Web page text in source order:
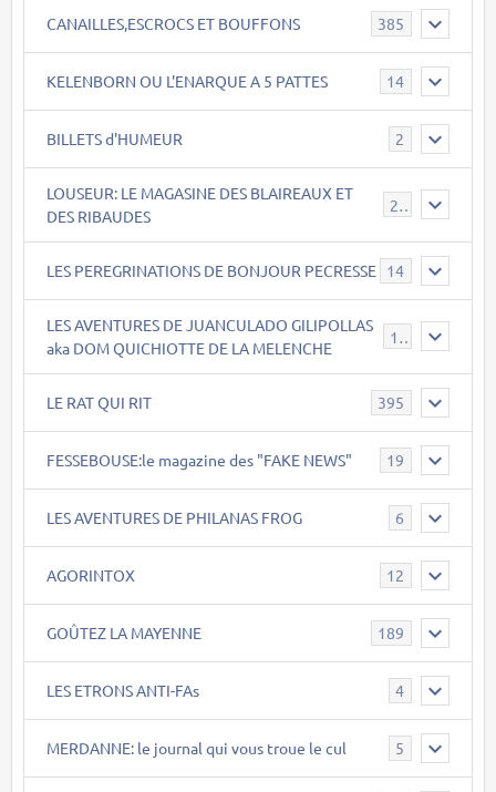
CANAILLES,ESCROCS ET BOUFFONS 385
KELENBORN OU L'ENARQUE A 5 PATTES 14
BILLETS d'HUMEUR 2
LOUSEUR: LE MAGASINE DES BLAIREAUX ET
DES RIBAUDES
21
LES PEREGRINATIONS DE BONJOUR PECRESSE 14
LES AVENTURES DE JUANCULADO GILIPOLLAS
aka DOM QUICHIOTTE DE LA MELENCHE
119
LE RAT QUI RIT 395
FESSEBOUSE:le magazine des "FAKE NEWS" 19
LES AVENTURES DE PHILANAS FROG 6
AGORINTOX 12
GOÛTEZ LA MAYENNE 189
LES ETRONS ANTI-FAs 4
MERDANNE: le journal qui vous troue le cul 5